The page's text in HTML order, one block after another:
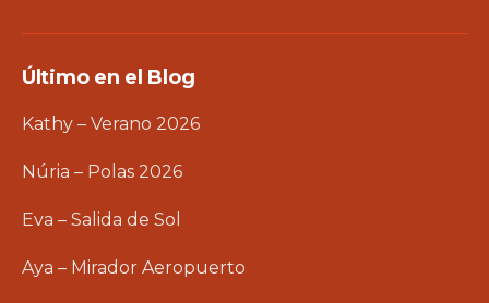
Último en el Blog
Kathy – Verano 2026
Núria – Polas 2026
Eva – Salida de Sol
Aya – Mirador Aeropuerto